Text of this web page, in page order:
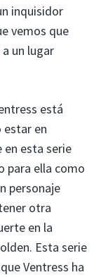
inquisidor
vemos que
un lugar
está
estar en
en esta serie
para ella como
personaje
otra
en la
Esta serie
Ventress ha